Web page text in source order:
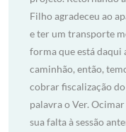
Filho agradeceu ao
e ter um transporte
forma que está daqui
caminhão, então,
cobrar fiscalização
palavra o Ver.
sua falta à sessão